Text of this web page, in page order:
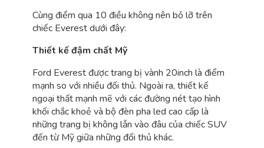
Cùng điểm qua 10 điều không nên bỏ lỡ trên
chiếc Everest dưới đây:
Thiết kế đậm chất Mỹ
Ford Everest được trang bị vành 20inch là điểm
mạnh so với nhiều đối thủ. Ngoài ra, thiết kế
ngoại thất mạnh mẽ với các đường nét tạo hình
khối chắc khoẻ và bộ đèn pha led cao cấp là
những trang bị không lẫn vào đâu của chiếc SUV
đến từ Mỹ giữa những đối thủ khác.